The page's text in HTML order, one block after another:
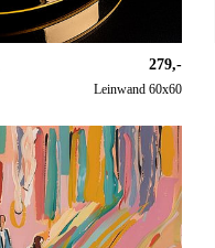
279,-
Leinwand 60x60